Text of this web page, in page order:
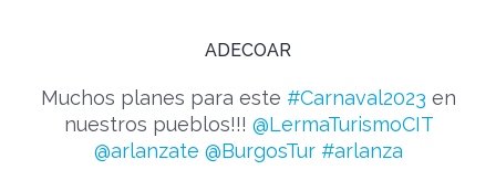
ADECOAR
Muchos planes para este #Carnaval2023 en
nuestros pueblos!!! @LermaTurismoCIT
@arlanzate @BurgosTur #arlanza